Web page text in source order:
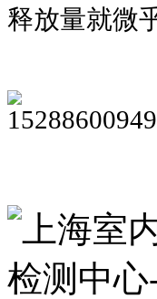
释放量就微